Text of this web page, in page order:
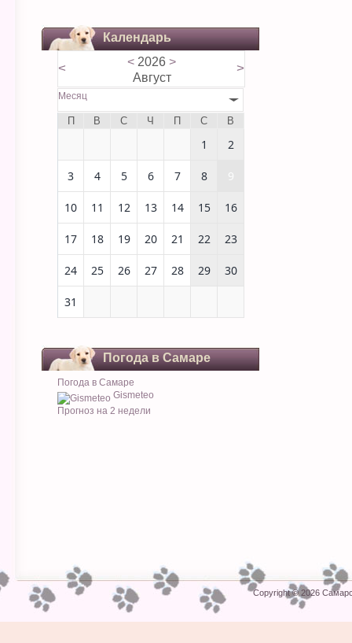
Календарь
< < 2026 >
Август
>
Месяц
П В С Ч П С В
1 2
3 4 5 6 7 8 9
10 11 12 13 14 15 16
17 18 19 20 21 22 23
24 25 26 27 28 29 30
31
Погода в Самаре
Погода в Самаре
Gismeteo
Прогноз на 2 недели
Copyright © 2026